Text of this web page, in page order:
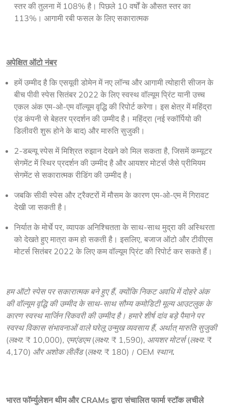
स्तर की तुलना में 108% है। पिछले 10 वर्षों के औसत स्तर का
113%। आगामी रबी फसल के लिए सकारात्मक
अपेक्षित ऑटो नंबर
हमें उम्मीद है कि एसयूवी डोमेन में नए लॉन्च और आगामी त्योहारी सीजन के
बीच पीवी स्पेस सितंबर 2022 के लिए स्वस्थ वॉल्यूम प्रिंट यानी उच्च
एकल अंक एम-ओ-एम वॉल्यूम वृद्धि की रिपोर्ट करेगा। इस क्षेत्र में महिंद्रा
एंड कंपनी से बेहतर प्रदर्शन की उम्मीद है। महिंद्रा (नई स्कॉर्पियो की
डिलीवरी शुरू होने के बाद) और मारुति सुजुकी।
2-डब्ल्यू स्पेस में मिश्रित रुझान देखने को मिल सकता है, जिसमें कम्यूटर
सेगमेंट में स्थिर प्रदर्शन की उम्मीद है और आयशर मोटर्स जैसे प्रीमियम
सेगमेंट से सकारात्मक रीडिंग की उम्मीद है।
जबकि सीवी स्पेस और ट्रैक्टरों में मौसम के कारण एम-ओ-एम में गिरावट
देखी जा सकती है।
निर्यात के मोर्चे पर, व्यापक अनिश्चितता के साथ-साथ मुद्रा की अस्थिरता
को देखते हुए मात्रा कम हो सकती है। इसलिए, बजाज ऑटो और टीवीएस
मोटर्स सितंबर 2022 के लिए कम वॉल्यूम प्रिंट की रिपोर्ट कर सकते हैं।
हम ऑटो स्पेस पर सकारात्मक बने हुए हैं, क्योंकि निकट अवधि में दोहरे अंक
की वॉल्यूम वृद्धि की उम्मीद के साथ-साथ सौम्य कमोडिटी मूल्य आउटलुक के
कारण स्वस्थ मार्जिन रिकवरी की उम्मीद है। हमारे शीर्ष दांव बड़े पैमाने पर
स्वस्थ विकास संभावनाओं वाले घरेलू उन्मुख व्यवसाय हैं, अर्थात् मारुति सुजुकी
(लक्ष्य: ₹ 10,000), एमएंडएम (लक्ष्य: ₹ 1,590), आयशर मोटर्स (लक्ष्य: ₹
4,170) और अशोक लीलैंड (लक्ष्य: ₹ 180)। OEM स्थान.
भारत फॉर्म्युलेशन थीम और CRAMs द्वारा संचालित फार्मा स्टॉक लचीले